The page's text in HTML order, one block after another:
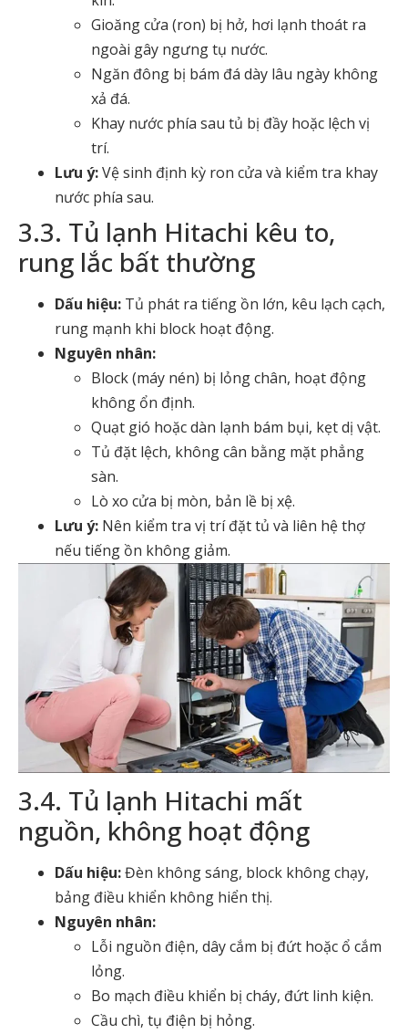
Gioăng cửa (ron) bị hở, hơi lạnh thoát ra
ngoài gây ngưng tụ nước.
Ngăn đông bị bám đá dày lâu ngày không
xả đá.
Khay nước phía sau tủ bị đầy hoặc lệch vị
trí.
Lưu ý:Vệ sinh định kỳ ron cửa và kiểm tra khay
nước phía sau.
3.3. Tủ lạnh Hitachi kêu to,
rung lắc bất thường
Dấu hiệu: Tủ phát ra tiếng ồn lớn, kêu lạch cạch,
rung mạnh khi block hoạt động.
Nguyên nhân:
Block (máy nén) bị lỏng chân, hoạt động
không ổn định.
Quạt gió hoặc dàn lạnh bám bụi, kẹt dị vật.
Tủ đặt lệch, không cân bằng mặt phẳng
sàn.
Lò xo cửa bị mòn, bản lề bị xệ.
Lưu ý: Nên kiểm tra vị trí đặt tủ và liên hệ thợ
nếu tiếng ồn không giảm.
3.4. Tủ lạnh Hitachi mất
nguồn, không hoạt động
Dấu hiệu:Đèn không sáng, block không chạy,
bảng điều khiển không hiển thị.
Nguyên nhân:
Lỗi nguồn điện, dây cắm bị đứt hoặc ổ cắm
lỏng.
Bo mạch điều khiển bị cháy, đứt linh kiện.
Cầu chì, tụ điện bị hỏng.